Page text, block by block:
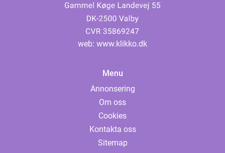
web: www.klikko.dk
Menu
Annonsering
Om oss
Cookies
Kontakta oss
Sitemap